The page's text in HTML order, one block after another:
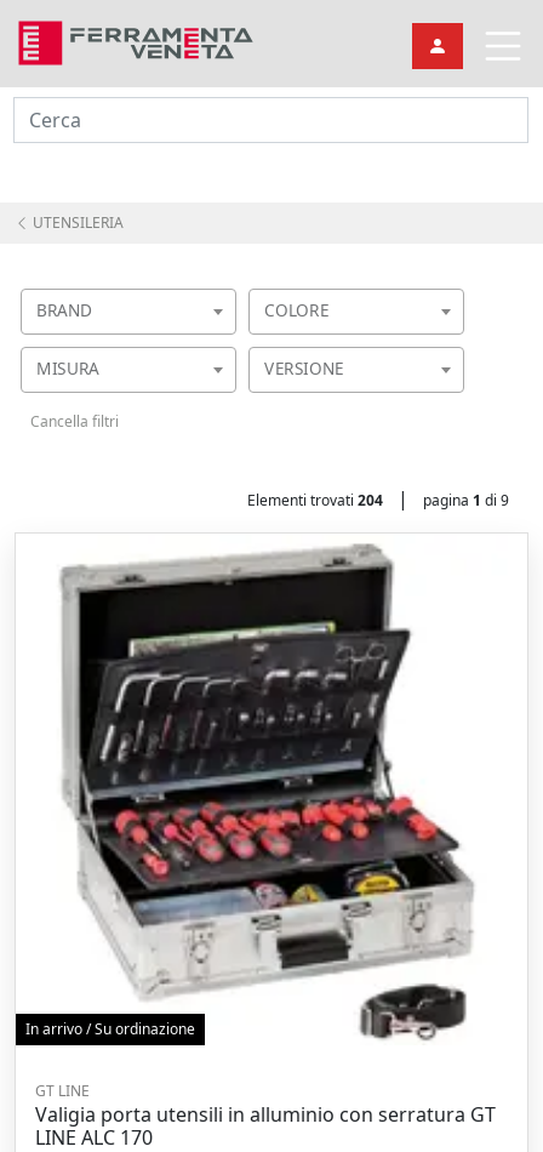
Cerca
UTENSILERIA
BRAND COLORE
MISURA VERSIONE
Cancella filtri
Elementi trovati 204 | pagina 1 di 9
In arrivo / Su ordinazione
GT LINE
Valigia porta utensili in alluminio con serratura GT
LINE ALC 170